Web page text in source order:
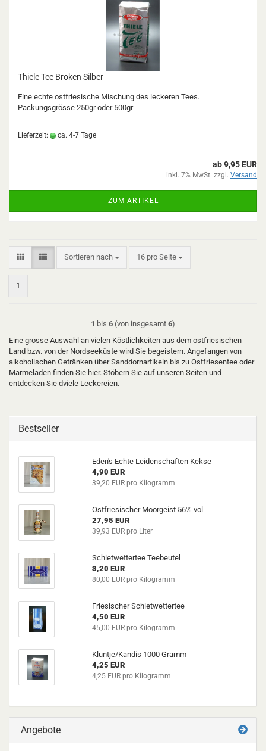
Thiele Tee Broken Silber
Eine echte ostfriesische Mischung des leckeren Tees.
Packungsgrösse 250gr oder 500gr
Lieferzeit: ca. 4-7 Tage
ab 9,95 EUR
inkl. 7% MwSt. zzgl. Versand
ZUM ARTIKEL
Sortieren nach
Sortieren nach 16 pro Seite
pro Seite
1
1 bis 6 (von insgesamt 6)
Eine grosse Auswahl an vielen Köstlichkeiten aus dem ostfriesischen
Land bzw. von der Nordseeküste wird Sie begeistern. Angefangen von
alkoholischen Getränken über Sanddornartikeln bis zu Ostfriesentee oder
Marmeladen finden Sie hier. Stöbern Sie auf unseren Seiten und
entdecken Sie dviele Leckereien.
Bestseller
Eden's Echte Leidenschaften Kekse
4,90 EUR
39,20 EUR pro Kilogramm
Ostfriesischer Moorgeist 56% vol
27,95 EUR
39,93 EUR pro Liter
Schietwettertee Teebeutel
3,20 EUR
80,00 EUR pro Kilogramm
Friesischer Schietwettertee
4,50 EUR
45,00 EUR pro Kilogramm
Kluntje/Kandis 1000 Gramm
4,25 EUR
4,25 EUR pro Kilogramm
Angebote